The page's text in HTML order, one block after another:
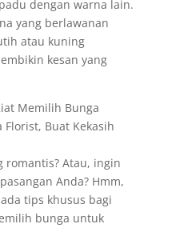
dengan warna lain.
yang berlawanan
atau kuning
kesan yang
Memilih Bunga
Florist, Buat Kekasih
romantis? Atau, ingin
Anda? Hmm,
tips khusus bagi
bunga untuk